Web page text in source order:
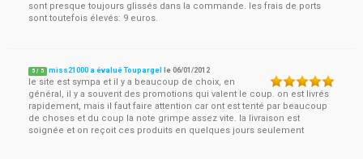
sont presque toujours glissés dans la commande. les frais de ports
sont toutefois élevés: 9 euros.
5 / 5 miss21000 a évalué Toupargel le06/01/2012
le site est sympa et il y a beaucoup de choix, en
général, il y a souvent des promotions qui valent le coup. on est livrés
rapidement, mais il faut faire attention car ont est tenté par beaucoup
de choses et du coup la note grimpe assez vite. la livraison est
soignée et on reçoit ces produits en quelques jours seulement